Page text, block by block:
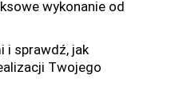
wykonanie od
i sprawdź, jak
Twojego